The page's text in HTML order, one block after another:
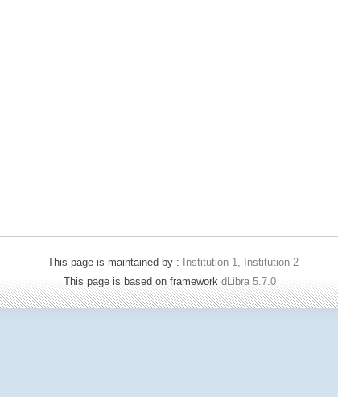
This page is maintained by :
Institution 1, Institution 2
This page is based on framework dLibra 5.7.0